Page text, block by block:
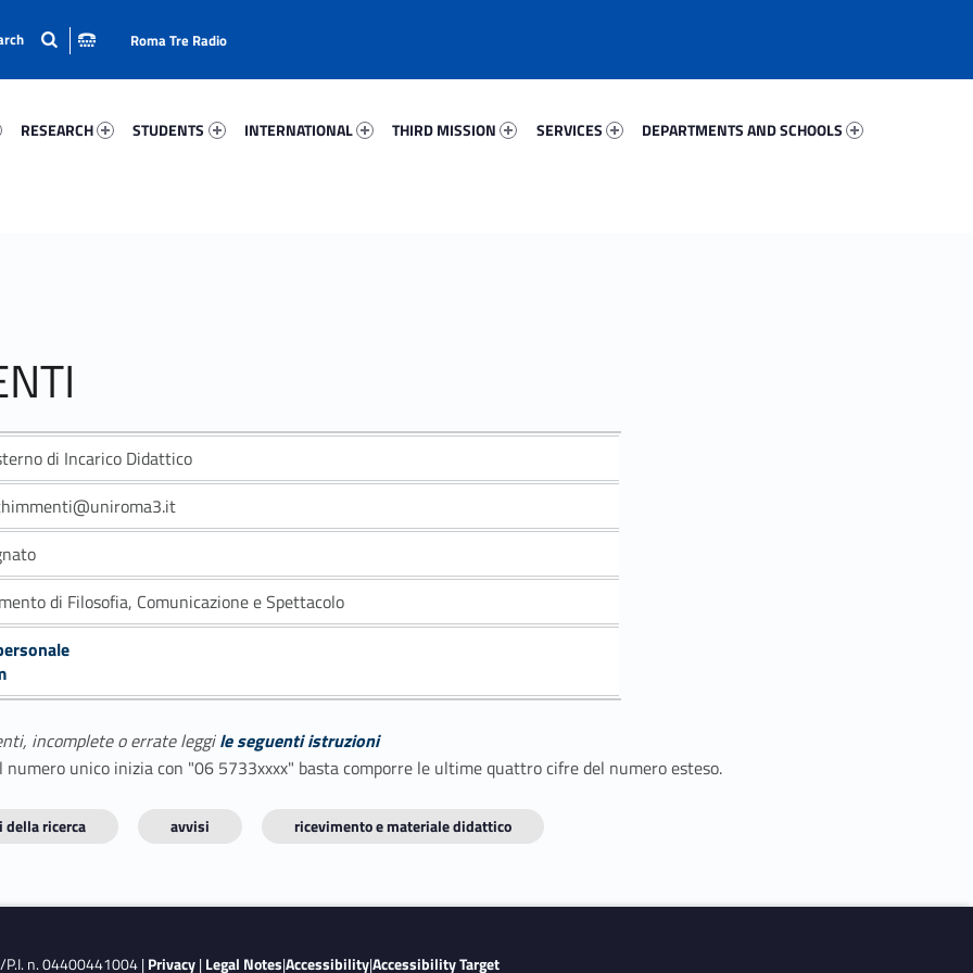
RESEARCH
STUDENTS
INTERNATIONAL
THIRD MISSION
SERVICES
DEPARTMENTS AND SCHOOLS
Roma Tre Radio
di Incarico Didattico
di Filosofia, Comunicazione e Spettacolo
incomplete o errate leggile seguenti istruzioni
unico inizia con "06 5733xxxx" basta comporre le ultime quattro cifre del numero esteso.
ricerca avvisi ricevimento e materiale didattico
P.I. n. 04400441004 |Privacy|Legal Notes|Accessibility|Accessibility Target